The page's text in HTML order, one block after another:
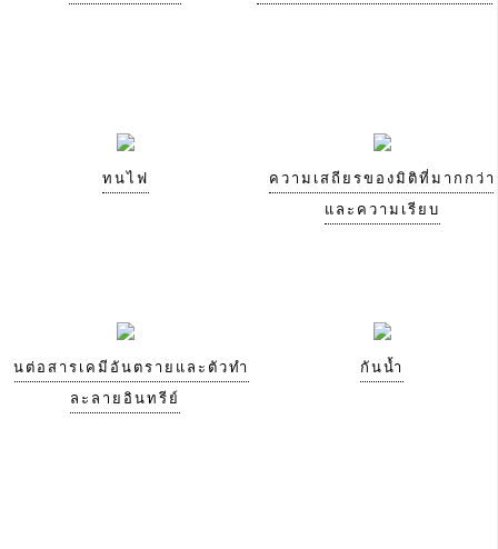
ทนไฟ
ความเสถียรของมิติที่มากกว่า
และความเรียบ
ทนต่อสารเคมีอันตรายและตัวทำ
ละลายอินทรีย์
กันน้ำ